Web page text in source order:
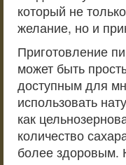
который не
желание, но и
Приготовление
может быть
доступным для
использовать
как
количество
более здоровым.